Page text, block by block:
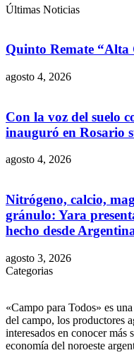
Últimas Noticias
Quinto Remate “Alta
agosto 4, 2026
Con la voz del suelo
inauguró en Rosario
agosto 4, 2026
Nitrógeno, calcio,
gránulo: Yara
hecho desde
agosto 3, 2026
Categorias
«Campo para Todos» es
del campo, los productores
interesados en conocer más
economía del noroeste